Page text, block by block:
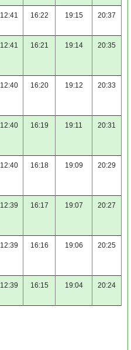
12:41 16:22 19:15 20:37
12:41 16:21 19:14 20:35
12:40 16:20 19:12 20:33
12:40 16:19 19:11 20:31
12:40 16:18 19:09 20:29
12:39 16:17 19:07 20:27
12:39 16:16 19:06 20:25
12:39 16:15 19:04 20:24